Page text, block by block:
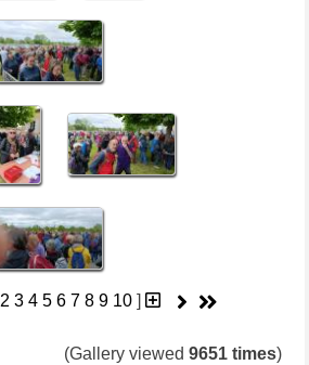
2 3 4 5 6 7 8 9 10]
(Gallery viewed 9651 times)